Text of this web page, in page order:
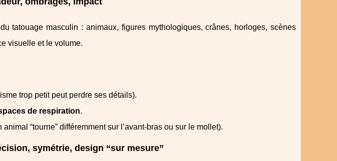
tatouage masculin : animaux, figures mythologiques, crânes, horloges, scènes
visuelle et le volume.
trop petit peut perdre ses détails).
de respiration.
animal “tourne” différemment sur l’avant‑bras ou sur le mollet).
symétrie, design “sur mesure”